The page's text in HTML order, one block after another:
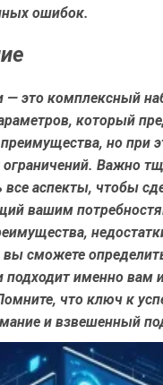
ошибок.
это комплексный
который
но при
Важно
все аспекты, чтобы
вашим
вы сможете
именно вам
что ключ к
и взвешенный